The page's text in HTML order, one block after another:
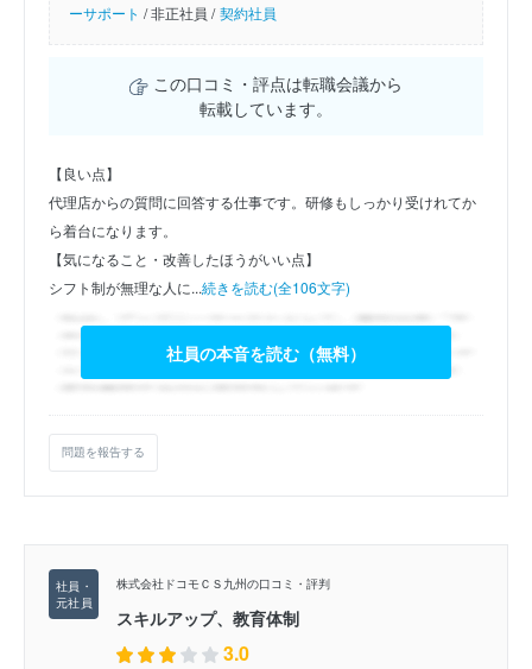
ーサポート /非正社員 / 契約社員
この口コミ・評点は転職会議から
転載しています。
【良い点】
代理店からの質問に回答する仕事です。研修もしっかり受けれてか
ら着台になります。
【気になること・改善したほうがいい点】
シフト制が無理な人に...続きを読む(全106文字)
社員の本音を読む（無料）
問題を報告する
株式会社ドコモＣＳ九州の口コミ・評判
スキルアップ、教育体制
3.0